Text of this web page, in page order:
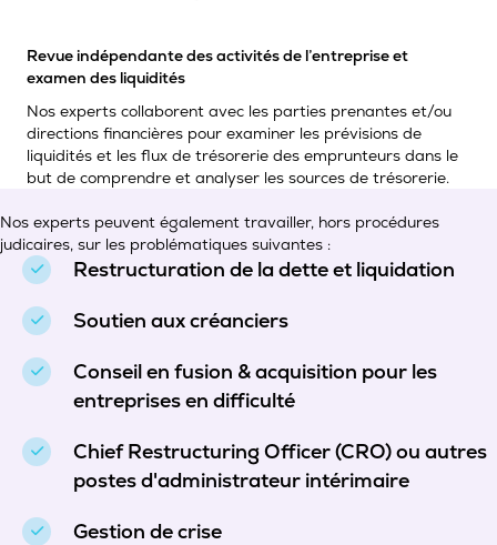
Revue indépendante des activités de l’entreprise et
examen des liquidités
Nos experts collaborent avec les parties prenantes et/ou
directions financières pour examiner les prévisions de
liquidités et les flux de trésorerie des emprunteurs dans le
but de comprendre et analyser les sources de trésorerie.
Nos experts peuvent également travailler, hors procédures
judicaires, sur les problématiques suivantes :
Restructuration de la dette et liquidation
Soutien aux créanciers
Conseil en fusion & acquisition pour les
entreprises en difficulté
Chief Restructuring Officer (CRO) ou autres
postes d'administrateur intérimaire
Gestion de crise